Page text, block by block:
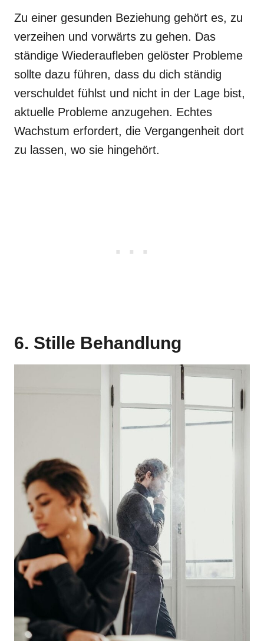
Zu einer gesunden Beziehung gehört es, zu
verzeihen und vorwärts zu gehen. Das
ständige Wiederaufleben gelöster Probleme
sollte dazu führen, dass du dich ständig
verschuldet fühlst und nicht in der Lage bist,
aktuelle Probleme anzugehen. Echtes
Wachstum erfordert, die Vergangenheit dort
zu lassen, wo sie hingehört.
6. Stille Behandlung